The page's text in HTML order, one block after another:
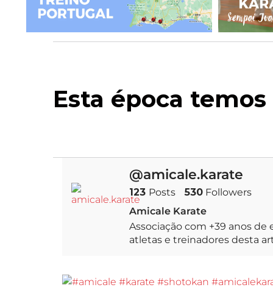
Estamos a co
@amicale.karate
123 Posts 530Followers
Amicale Karate
Associação com +39 anos
atletas e treinadores desta